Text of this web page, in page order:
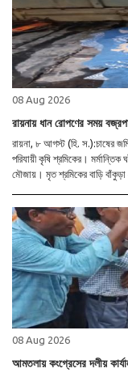
08 Aug 2026
রায়নায় ধান রোপণের সময়
রায়না, ৮ আগস্ট (হি. স.):চাষের
পরিযায়ী কৃষি শ্রমিকের। মর্মান্তিক
08 Aug 2026
আমতলায় কংগ্রেসের দলীয়